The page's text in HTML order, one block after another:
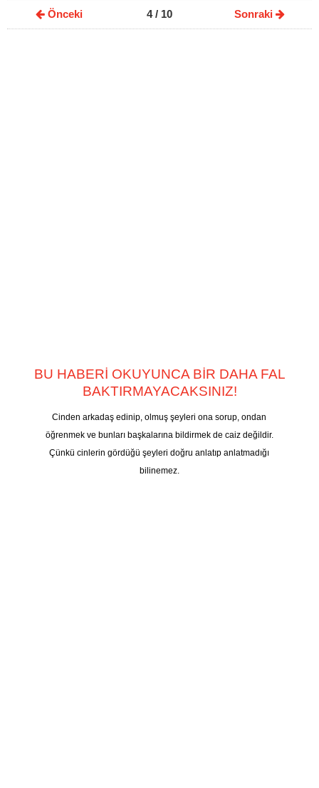
Önceki 4/ 10 Sonraki
BU HABERİ OKUYUNCA BİR DAHA FAL
BAKTIRMAYACAKSINIZ!
Cinden arkadaş edinip, olmuş şeyleri ona sorup, ondan
öğrenmek ve bunları başkalarına bildirmek de caiz değildir.
Çünkü cinlerin gördüğü şeyleri doğru anlatıp anlatmadığı
bilinemez.